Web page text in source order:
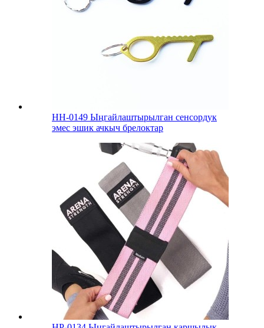
HH-0149 Ыңгайлаштырылган сенсордук
эмес эшик ачкыч брелоктар